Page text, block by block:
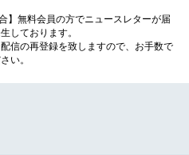
】無料会員の方でニュースレターが届
しております。
信の再登録を致しますので、お手数で
い。